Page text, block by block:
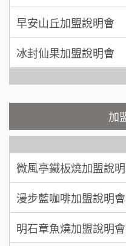
加盟預算
呂 先生/小姐
加盟預算
顏 先生/小姐
廖 先生/小姐
加盟預算
冰封仙果加盟說明會
Ramble Café 漫步藍咖
微風亭鐵板燒加盟說
【曉妍美妝】誠徵行政
自助洗衣店誠徵代洗收
MUSHEN徵SPA美容芳
日十。早午食加盟說明
加
SHARE TEA歇腳亭加
潮味決-湯滷專門店加
鮮茶道加盟說明會
微風亭鐵板燒加盟說
漫步藍咖啡加盟說明會
明石章魚燒加盟說明會
出櫃加盟說明會